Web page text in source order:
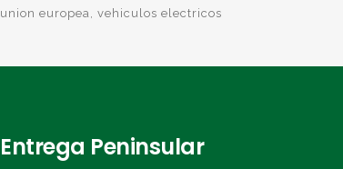
union europea vehiculos electricos
Entrega Peninsular